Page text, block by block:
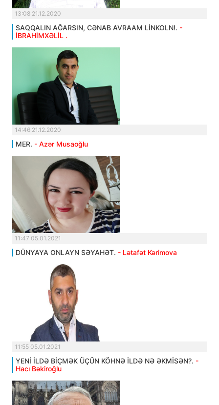
13:08 21.12.2020
SAQQALIN AĞARSIN, CƏNAB AVRAAM LİNKOLN!. -
İBRAHİMXƏLİL .
14:46 21.12.2020
MER. - Azər Musaoğlu
11:47 05.01.2021
DÜNYAYA ONLAYN SƏYAHƏT. - Lətafət Kərimova
11:55 05.01.2021
YENİ İLDƏ BİÇMƏK ÜÇÜN KÖHNƏ İLDƏ NƏ ƏKMİSƏN?. -
Hacı Bəkiroğlu